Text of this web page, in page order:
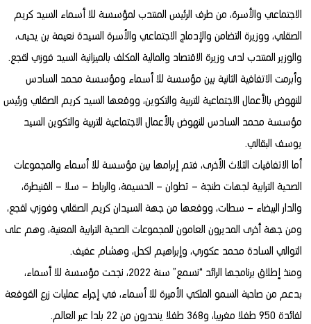
الاجتماعي والأسرة، من طرف الرئيس المنتدب لمؤسسة للا أسماء السيد كريم
الصقلي، ووزيرة التضامن والإدماج الاجتماعي والأسرة السيدة نعيمة بن يحيى،
والوزير المنتدب لدى وزيرة الاقتصاد والمالية المكلف بالميزانية السيد فوزي لقجع.
وأبرمت الاتفاقية الثانية بين مؤسسة للا أسماء ومؤسسة محمد السادس
للنهوض بالأعمال الاجتماعية للتربية والتكوين، ووقعها السيد كريم الصقلي ورئيس
مؤسسة محمد السادس للنهوض بالأعمال الاجتماعية للتربية والتكوين السيد
يوسف البقالي.
أما الاتفاقيات الثلاث الأخرى، فتم إبرامها بين مؤسسة للا أسماء والمجموعات
الصحية الترابية لجهات طنجة – تطوان – الحسيمة، والرباط – سلا – القنيطرة،
والدار البيضاء – سطات، ووقعها من جهة السيدان كريم الصقلي وفوزي لقجع،
ومن جهة أخرى المديرون العامون للمجموعات الصحية الترابية المعنية، وهم على
التوالي السادة محمد عكوري، وإبراهيم لكحل، وهشام عفيف.
ومنذ إطلاق برنامجها الرائد “نسمع” سنة 2022، نجحت مؤسسة للا أسماء،
بدعم من صاحبة السمو الملكي الأميرة للا أسماء، في إجراء عمليات زرع القوقعة
لفائدة 950 طفلا مغربيا، و368 طفلا ينحدرون من 22 بلدا عبر العالم.